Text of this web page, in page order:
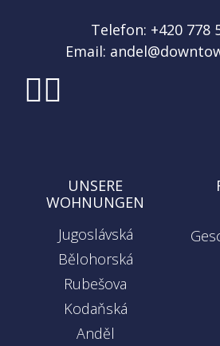
Telefon: +420 778
Email:
UNSERE
WOHNUNGEN
Jugoslávská
Bělohorská
Rubešova
Kodaňská
Anděl